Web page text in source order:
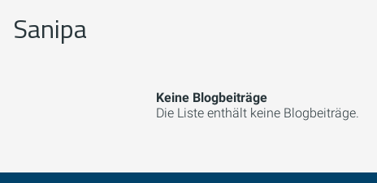
Sanipa
Keine Blogbeiträge
Die Liste enthält keine Blogbeiträge.